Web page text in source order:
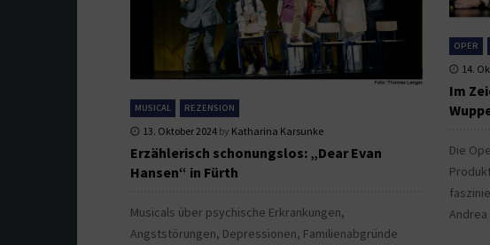
OPER
14.
Im
Die
Andrea
MUSICAL REZENSION
13. Oktober 2024 by Katharina Karsunke
Erzählerisch schonungslos: „Dear Evan
Hansen“ in Fürth
Musicals über psychische Erkrankungen,
Angststörungen, Depressionen, Familienabgründe